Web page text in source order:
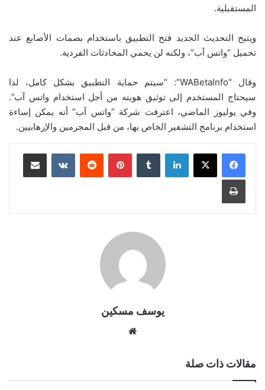
المستقبلية.
ويتيح التحديث الجديد فتح التطبيق باستخدام بصمات الأصابع عند
تحميل “واتس آب”، ولكنه لن يحمي المحادثات الفردية.
وقال “WABetaInfo”: “سيتم حماية التطبيق بشكل كامل، لذا
سيحتاج المستخدم إلى توثيق هويته من أجل استخدام واتس آب”.
وفي يوليوز الماضي، اعترفت شركة “واتس آب” أنه يمكن إساءة
استخدام برنامج التشفير الخاص بها، من قبل المجرمين والإرهابيين.
لينكدإن بينتيريست مشاركة عبر البريد
طباعة
يوسف مسكين
مقالات ذات صلة